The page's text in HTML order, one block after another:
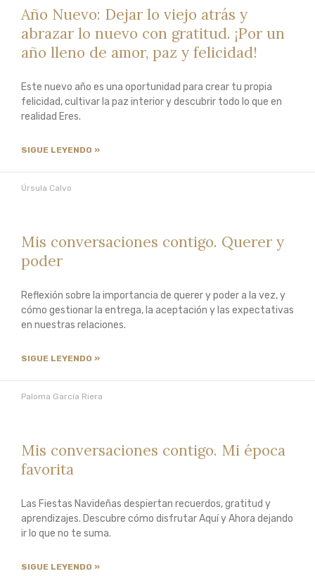
Año Nuevo: Dejar lo viejo atrás y
abrazar lo nuevo con gratitud. ¡Por un
año lleno de amor, paz y felicidad!
Este nuevo año es una oportunidad para crear tu propia
felicidad, cultivar la paz interior y descubrir todo lo que en
realidad Eres.
SIGUE LEYENDO »
Úrsula Calvo
Mis conversaciones contigo. Querer y
poder
Reflexión sobre la importancia de querer y poder a la vez, y
cómo gestionar la entrega, la aceptación y las expectativas
en nuestras relaciones.
SIGUE LEYENDO »
Paloma García Riera
Mis conversaciones contigo. Mi época
favorita
Las Fiestas Navideñas despiertan recuerdos, gratitud y
aprendizajes. Descubre cómo disfrutar Aquí y Ahora dejando
ir lo que no te suma.
SIGUE LEYENDO »